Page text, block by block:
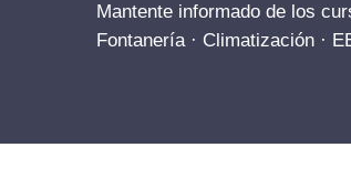
Mantente informado de los
Fontanería · Climatización ·